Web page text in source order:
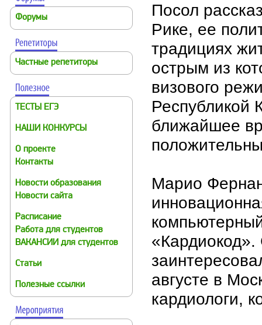
Форумы
Частные репетиторы
ТЕСТЫ ЕГЭ
НАШИ КОНКУРСЫ
О проекте
Контакты
Новости образования
Новости сайта
Расписание
Работа для студентов
ВАКАНСИИ для студентов
Статьи
Полезные ссылки
Посол
Рике, ее
традициях
острым из
визового
Республикой
ближайшее
Марио
августе в
кардиологи,